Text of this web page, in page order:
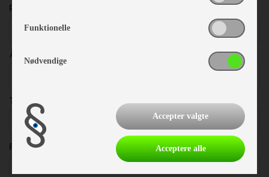
PRISER
Vælg
ÅRGANG
TOTALVÆGT
Vælg
FRITEKST
Funktionelle
Nødvendige
Accepter valgte
Acceptere alle